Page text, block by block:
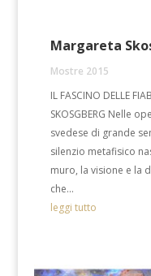
Margareta
Mostre 2015
IL FASCINO DELLE
SKOSGBERG Nelle
svedese di grande
silenzio metafisico
muro, la visione e la
che...
leggi tutto